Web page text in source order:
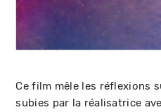
Ce film mêle les réflexions
subies par la réalisatrice